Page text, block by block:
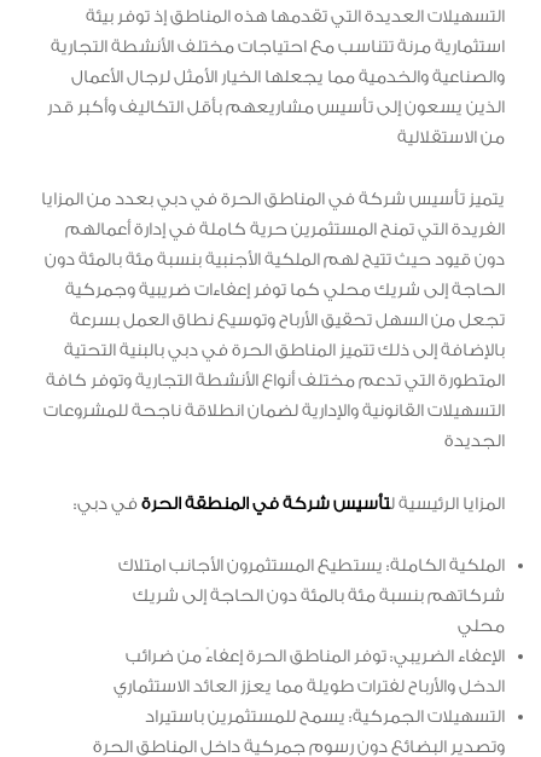
التسهيلات العديدة التي تقدمها هذه المناطق إذ توفر بيئة
استثمارية مرنة تتناسب مع احتياجات مختلف الأنشطة التجارية
والصناعية والخدمية مما يجعلها الخيار الأمثل لرجال الأعمال
الذين يسعون إلى تأسيس مشاريعهم بأقل التكاليف وأكبر قدر
من الاستقلالية
يتميز تأسيس شركة في المناطق الحرة في دبي بعدد من المزايا
الفريدة التي تمنح المستثمرين حرية كاملة في إدارة أعمالهم
دون قيود حيث تتيح لهم الملكية الأجنبية بنسبة مئة بالمئة دون
الحاجة إلى شريك محلي كما توفر إعفاءات ضريبية وجمركية
تجعل من السهل تحقيق الأرباح وتوسيع نطاق العمل بسرعة
بالإضافة إلى ذلك تتميز المناطق الحرة في دبي بالبنية التحتية
المتطورة التي تدعم مختلف أنواع الأنشطة التجارية وتوفر كافة
التسهيلات القانونية والإدارية لضمان انطلاقة ناجحة للمشروعات
الجديدة
المزايا الرئيسية لتأسيس شركة في المنطقة الحرةفي دبي:
الملكية الكاملة: يستطيع المستثمرون الأجانب امتلاك
شركاتهم بنسبة مئة بالمئة دون الحاجة إلى شريك
محلي
الإعفاء الضريبي: توفر المناطق الحرة إعفاءً من ضرائب
الدخل والأرباح لفترات طويلة مما يعزز العائد الاستثماري
التسهيلات الجمركية: يسمح للمستثمرين باستيراد
وتصدير البضائع دون رسوم جمركية داخل المناطق الحرة